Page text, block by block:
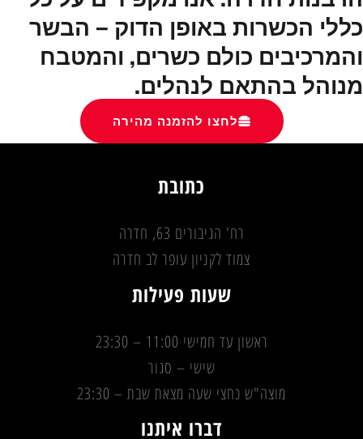
כללי הכשרות באופן הדוק – הבשר
והמרכיבים כולם כשרים, והמטבח
מנוהל בהתאם לנהלים.
לחצו להזמנה מהירה
כתובת
רח' הגיבורים 63, חדרה
צמוד לקניון עופר לב חדרה
שעות פעילות
ראשון עד חמישי 11:00 – 23:30
שישי – סגור
מוצה"ש כחצי שעה מצאת שבת – 23:30
דברו איתנו